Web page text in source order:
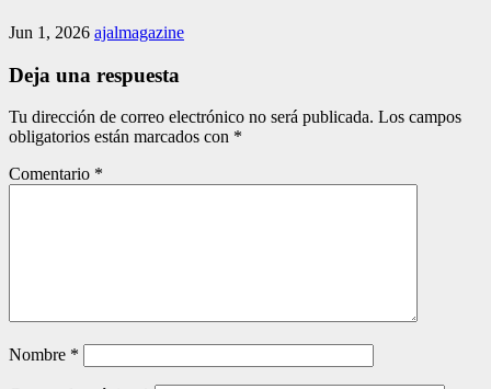
Jun 1, 2026 ajalmagazine
Deja una respuesta
Tu dirección de correo electrónico no será publicada. Los campos
obligatorios están marcados con *
Comentario *
Nombre *